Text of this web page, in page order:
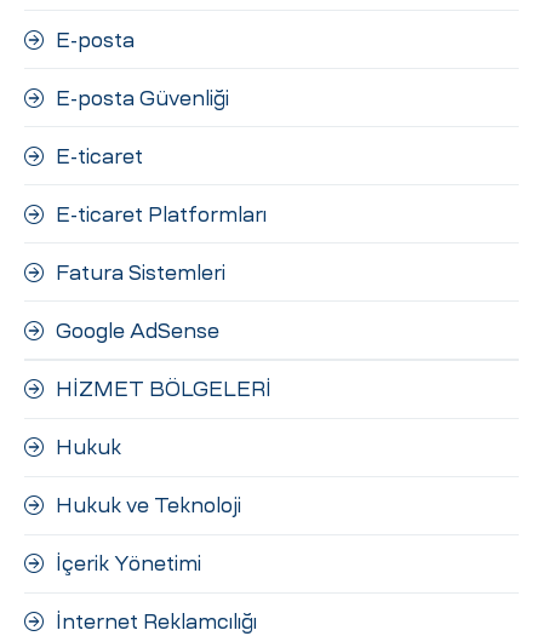
E-posta
E-posta Güvenliği
E-ticaret
E-ticaret Platformları
Fatura Sistemleri
Google AdSense
HİZMET BÖLGELERİ
Hukuk
Hukuk ve Teknoloji
İçerik Yönetimi
İnternet Reklamcılığı